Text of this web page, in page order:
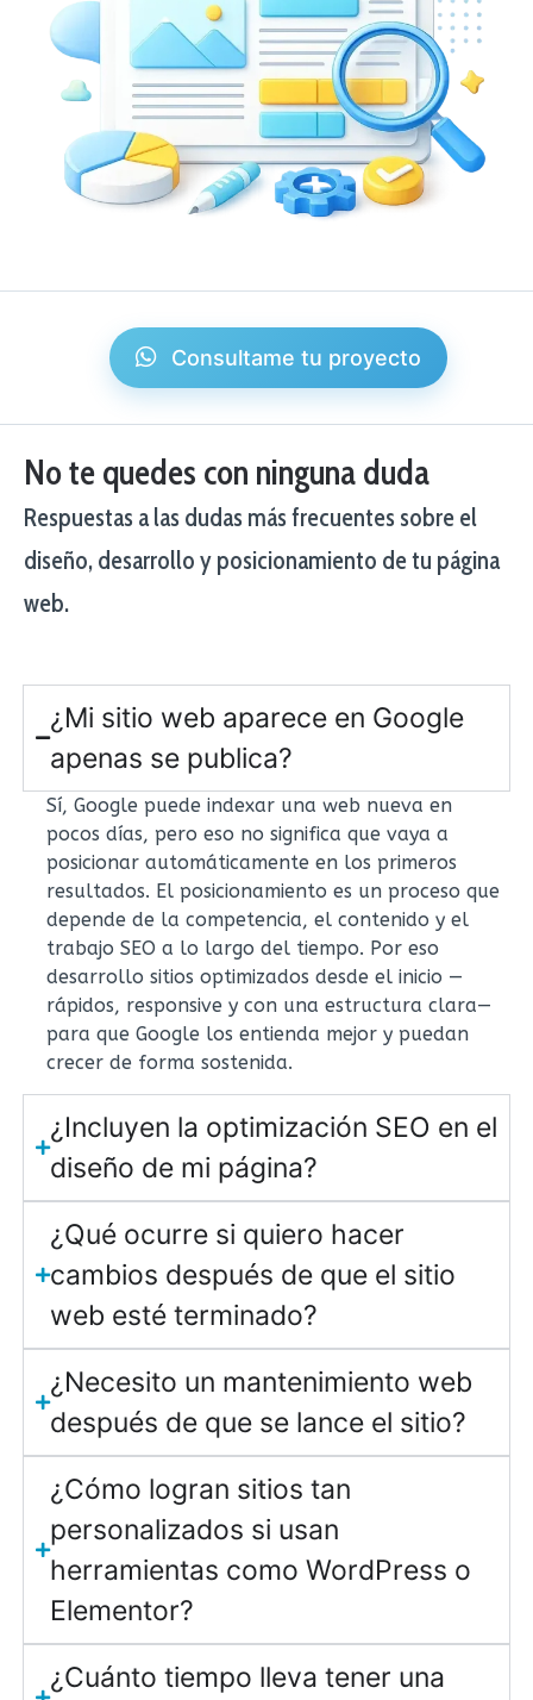
Consultame tu proyecto
No te quedes con ninguna duda
Respuestas a las dudas más frecuentes sobre el
diseño, desarrollo y posicionamiento de tu página
web.
¿Mi sitio web aparece en Google
apenas se publica?
Sí, Google puede indexar una web nueva en
pocos días, pero eso no significa que vaya a
posicionar automáticamente en los primeros
resultados. El posicionamiento es un proceso que
depende de la competencia, el contenido y el
trabajo SEO a lo largo del tiempo. Por eso
desarrollo sitios optimizados desde el inicio —
rápidos, responsive y con una estructura clara—
para que Google los entienda mejor y puedan
crecer de forma sostenida.
¿Incluyen la optimización SEO en el
diseño de mi página?
¿Qué ocurre si quiero hacer
cambios después de que el sitio
web esté terminado?
¿Necesito un mantenimiento web
después de que se lance el sitio?
¿Cómo logran sitios tan
personalizados si usan
herramientas como WordPress o
Elementor?
¿Cuánto tiempo lleva tener una